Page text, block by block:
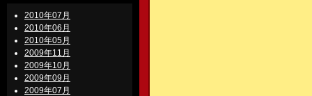
2010年07月
2010年06月
2010年05月
2009年11月
2009年10月
2009年09月
2009年07月